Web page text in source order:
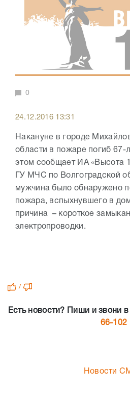
0
24.12.2016 13:31
Накануне в городе
области в пожаре погиб 67-
этом сообщает ИА «Высота
ГУ МЧС по Волгоградской
мужчина было обнаружено
пожара, вспыхнувшего в
причина – короткое
электропроводки.
/
Есть новости? Пиши и звони
66-102
Новости